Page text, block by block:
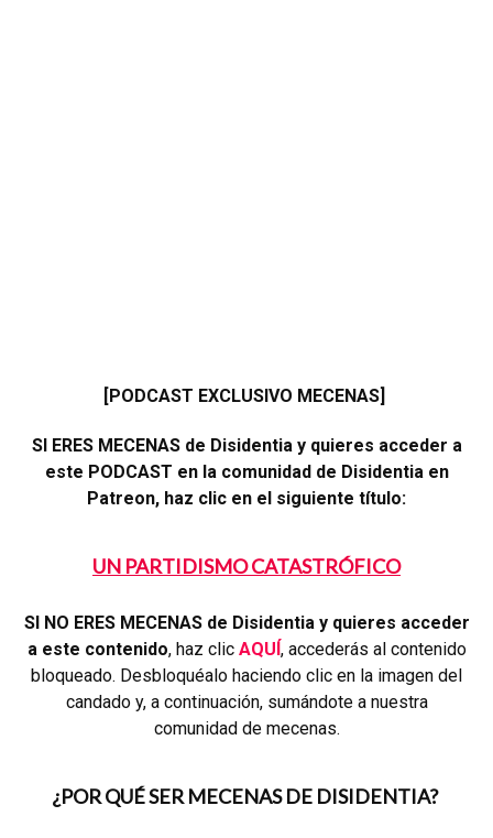
[PODCAST EXCLUSIVO MECENAS]
SI ERES MECENAS de Disidentia y quieres acceder a
este PODCAST en la comunidad de Disidentia en
Patreon, haz clic en el siguiente título:
UN PARTIDISMO CATASTRÓFICO
SI NO ERES MECENAS de Disidentia y quieres acceder
a este contenido, haz clic AQUÍ, accederás al contenido
bloqueado. Desbloquéalo haciendo clic en la imagen del
candado y, a continuación, sumándote a nuestra
comunidad de mecenas.
¿POR QUÉ SER MECENAS DE DISIDENTIA?